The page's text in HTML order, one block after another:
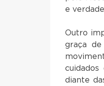
e
Outro
graça
diante